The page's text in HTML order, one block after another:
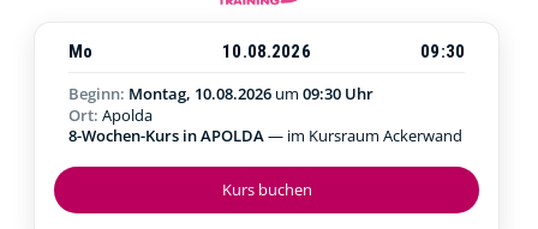
Kurs buchen
Mo 10.08.2026
09:30
Beginn: Montag, 10.08.2026 um 09:30 Uhr
Ort: Apolda
8-Wochen-Kurs in APOLDA— im Kursraum Ackerwand